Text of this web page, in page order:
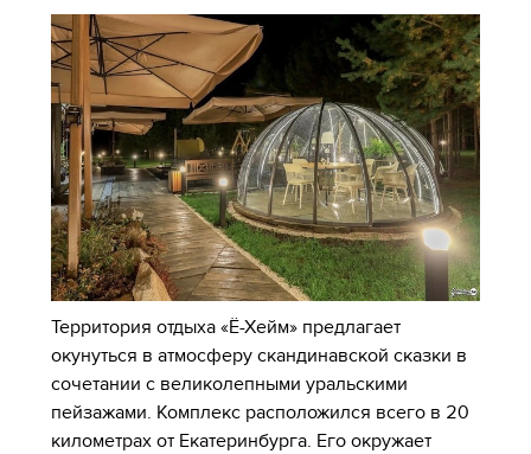
Территория отдыха «Ё-Хейм» предлагает
окунуться в атмосферу скандинавской сказки в
сочетании с великолепными уральскими
пейзажами. Комплекс расположился всего в 20
километрах от Екатеринбурга. Его окружает